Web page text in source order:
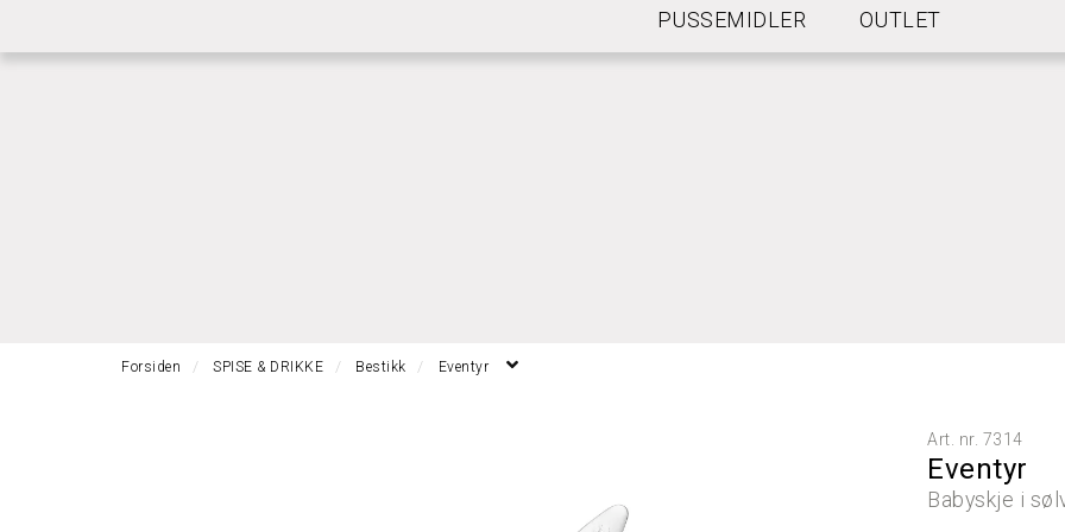
BETINGELSER FOR FRI FRAKTPUSSEMIDLER OUTLET
Forsiden SPISE & DRIKKE Bestikk Eventyr
Art. nr. 7314
Eventyr
Babyskje i